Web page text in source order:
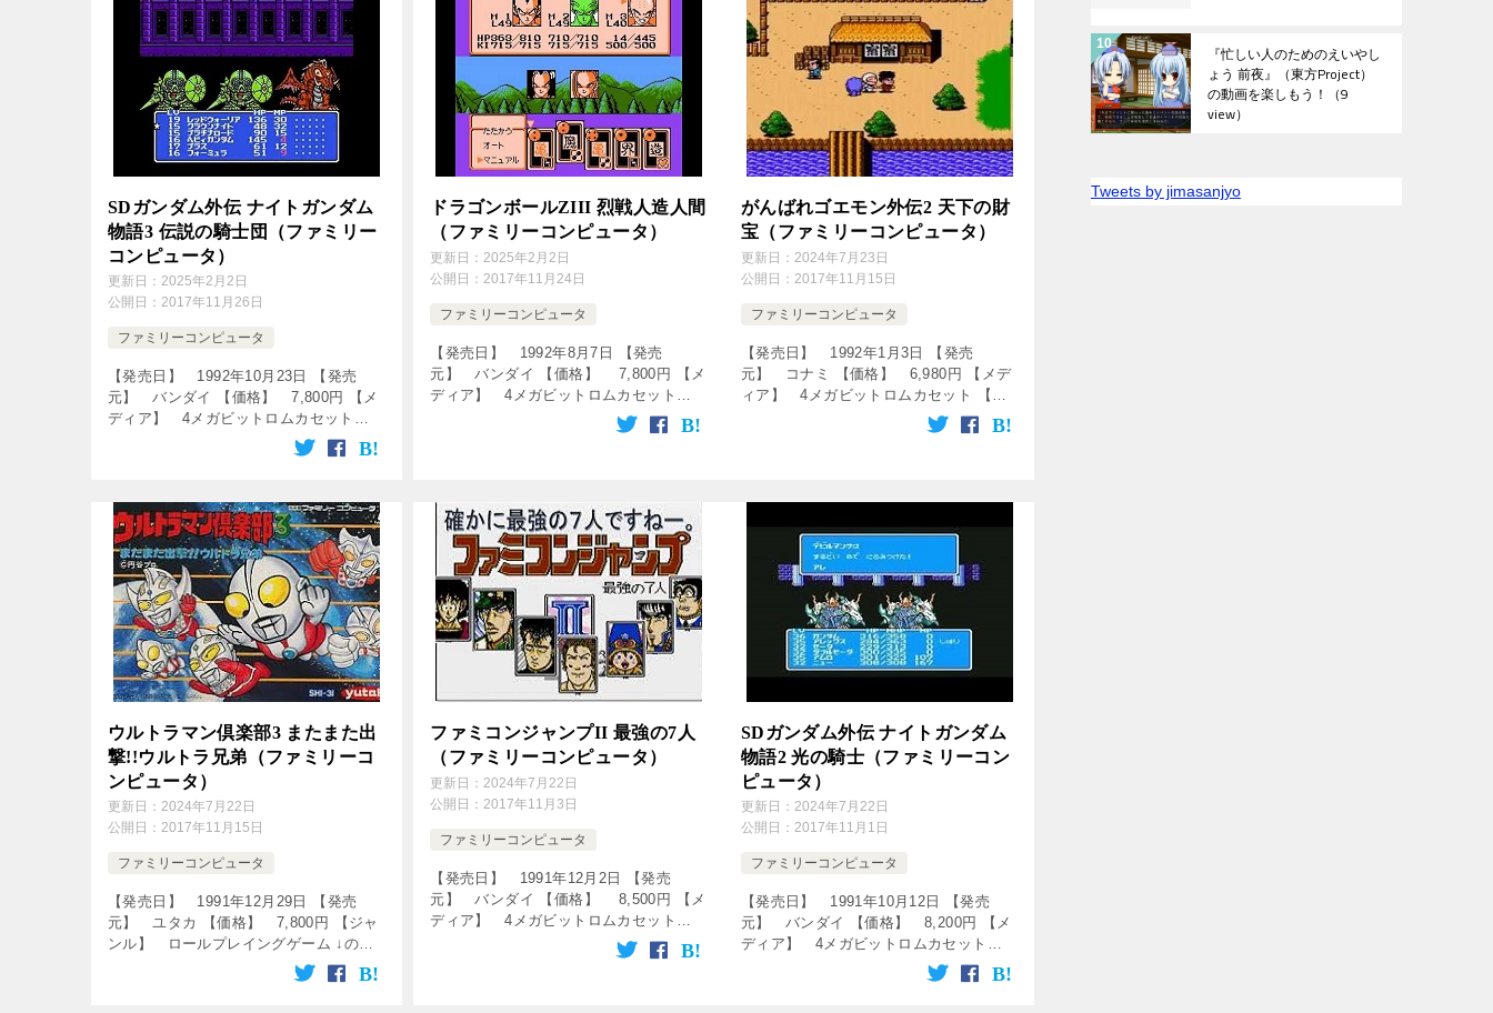
SDガンダム外伝 ナイトガンダム
物語3 伝説の騎士団（ファミリー
コンピュータ）
更新日： 2025年2月2日
公開日： 2017年11月26日
ファミリーコンピュータ
【発売日】 1992年10月23日 【発売
元】 バンダイ 【価格】 7,800円 【メ
ディア】 4メガビットロムカセット
【ジャンル】 ロールプレイングゲーム
【プロデューサー】 高橋則夫、鈴木敏
ドラゴンボールZIII 烈戦人造人間
（ファミリーコンピュータ）
更新日： 2025年2月2日
公開日： 2017年11月24日
ファミリーコンピュータ
【発売日】 1992年8月7日 【発売
元】 バンダイ 【価格】 7,800円 【メ
ディア】 4メガビットロムカセット
【ジャンル】 ロールプレイングゲーム
↓の動画をクリック！動画を楽しめます♪
がんばれゴエモン外伝2 天下の財
宝（ファミリーコンピュータ）
更新日： 2024年7月23日
公開日： 2017年11月15日
ファミリーコンピュータ
【発売日】 1992年1月3日 【発売
元】 コナミ 【価格】 6,980円 【メデ
ィア】 4メガビットロムカセット 【ジ
ャンル】 ロールプレイングゲーム 【シ
ナリオ】 汾陽桂太 【プログラマー】
ウルトラマン倶楽部3 またまた出
撃!!ウルトラ兄弟（ファミリーコ
ンピュータ）
更新日： 2024年7月22日
公開日： 2017年11月15日
ファミリーコンピュータ
【発売日】 1991年12月29日 【発売
元】 ユタカ 【価格】 7,800円 【ジャ
ンル】 ロールプレイングゲーム ↓の動
画をクリック！動画を楽しめます♪ ウル
トラ主題歌OP集 [famicon-sita] [cssh
ファミコンジャンプII 最強の7人
（ファミリーコンピュータ）
更新日： 2024年7月22日
公開日： 2017年11月3日
ファミリーコンピュータ
【発売日】 1991年12月2日 【発売
元】 バンダイ 【価格】 8,500円 【メ
ディア】 4メガビットロムカセット
【ジャンル】 ロールプレイングゲーム
【シナリオ・スーパーバイザー】 堀井
SDガンダム外伝 ナイトガンダム
物語2 光の騎士（ファミリーコン
ピュータ）
更新日： 2024年7月22日
公開日： 2017年11月1日
ファミリーコンピュータ
【発売日】 1991年10月12日 【発売
元】 バンダイ 【価格】 8,200円 【メ
ディア】 4メガビットロムカセット
【ジャンル】 ロールプレイングゲーム
【企画立案】 伴内弁太 【プロデューサ
『忙しい人のためのえいやし
ょう 前夜』（東方Project）
の動画を楽しもう！ （9
view）
Tweets by jimasanjyo